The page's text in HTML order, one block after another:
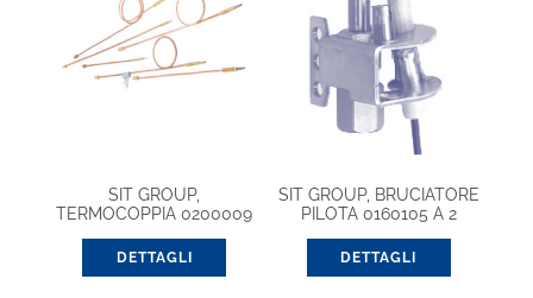
SIT GROUP,
TERMOCOPPIA 0200009
DETTAGLI
SIT GROUP, BRUCIATORE
PILOTA 0160105 A 2
DETTAGLI